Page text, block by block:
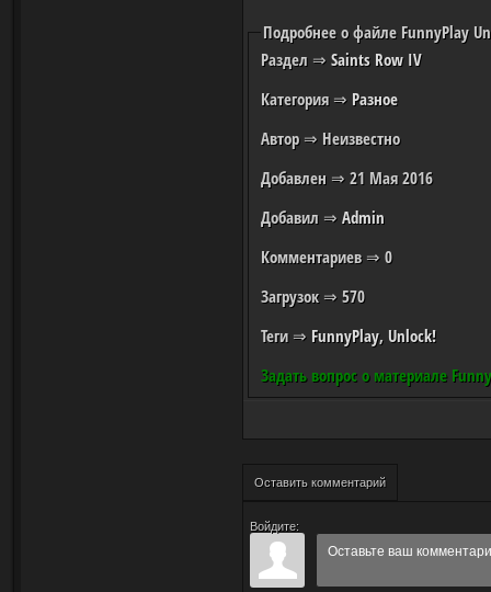
Подробнее о файле FunnyPlay
Раздел ⇒Saints Row IV
Категория⇒ Разное
Автор⇒ Неизвестно
Добавлен ⇒ 21 Мая 2016
Добавил ⇒Admin
Комментариев⇒ 0
Загрузок⇒ 570
Теги ⇒ FunnyPlay, Unlock!
Задать вопрос о материале
Оставить комментарий
Войдите: